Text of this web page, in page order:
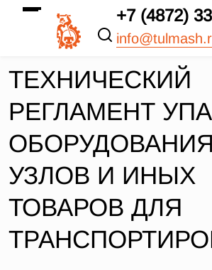
+7 (4872)
ТЕХНИЧЕСКИЙ
РЕГЛАМЕНТ
УЗЛОВ И ИНЫХ
ТОВАРОВ ДЛЯ